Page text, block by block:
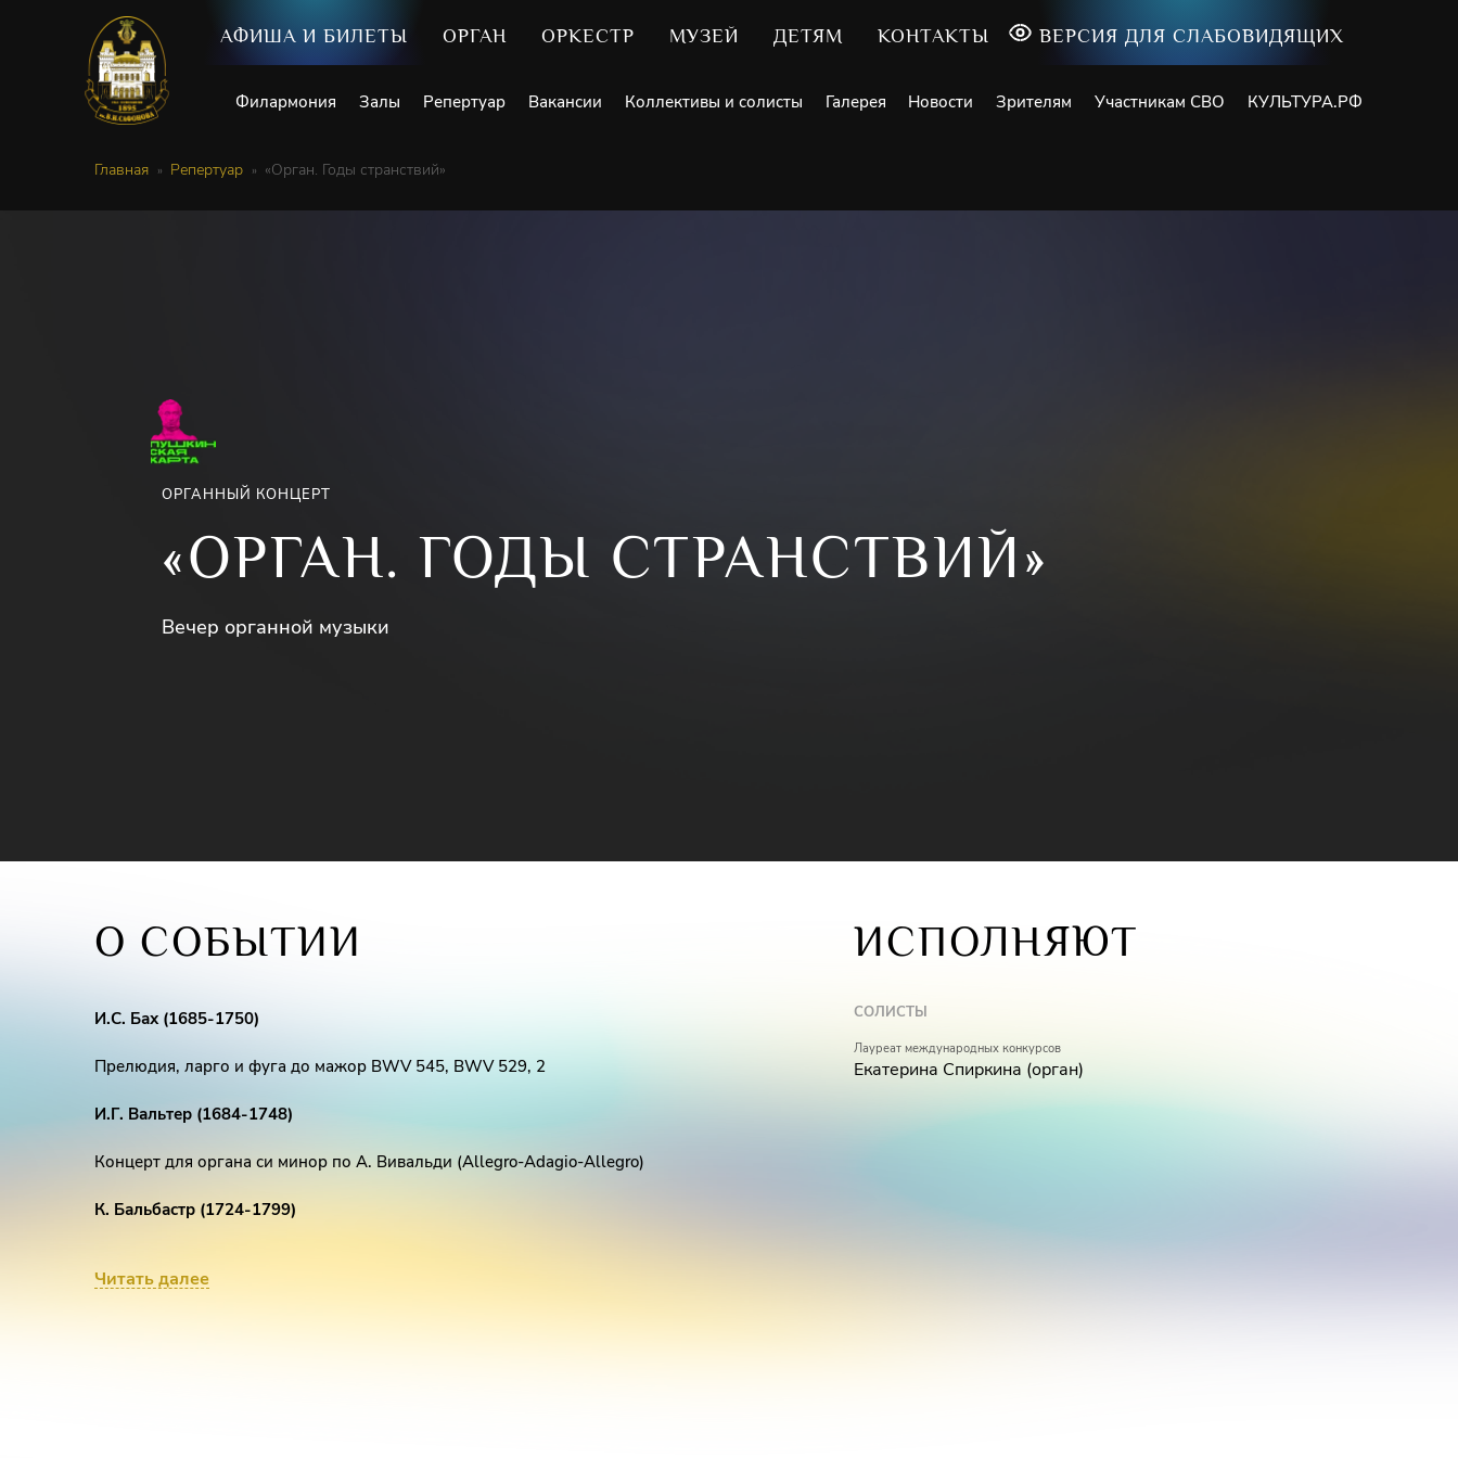
АФИША И БИЛЕТЫ ОРГАН ОРКЕСТР МУЗЕЙ ДЕТЯМ КОНТАКТЫ ВЕРСИЯ ДЛЯ СЛАБОВИДЯЩИХ
Филармония Залы Репертуар Вакансии Коллективы и солисты Галерея Новости Зрителям Участникам СВО КУЛЬТУРА.РФ
Главная Репертуар «Орган. Годы странствий»
ОРГАННЫЙ КОНЦЕРТ
«ОРГАН. ГОДЫ СТРАНСТВИЙ»
Вечер органной музыки
О СОБЫТИИ
И.С. Бах (1685-1750)
Прелюдия, ларго и фуга до мажор BWV 545, BWV 529, 2
И.Г. Вальтер (1684-1748)
Концерт для органа си минор по А. Вивальди (Allegro-Adagio-Allegro)
К. Бальбастр (1724-1799)
Читать далее
ИСПОЛНЯЮТ
СОЛИСТЫ
Лауреат международных конкурсов
Екатерина Спиркина (орган)